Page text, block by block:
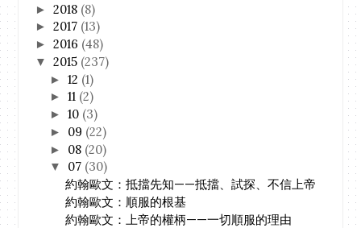
►2018 (8)
►2017 (13)
►2016 (48)
▼2015 (237)
►12 (1)
►11 (2)
►10 (3)
► 09 (22)
► 08 (20)
▼ 07 (30)
約翰歐文：抵擋先知——抵擋、試探、不信上帝
約翰歐文：順服的根基
約翰歐文：上帝的權柄——一切順服的理由